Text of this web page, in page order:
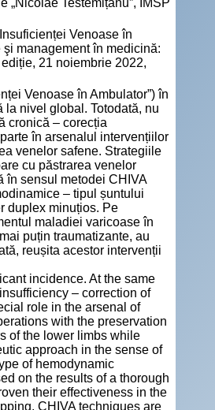
Venoase în
management în medicină:
21 noiembrie 2022,
Venoase în Ambulator”) în
nivel global. Totodată, nu
cronică – corecția
în arsenalul intervențiilor
venelor safene. Strategiile
cu păstrarea venelor
în sensul metodei CHIVA
– tipul șuntului
duplex minuțios. Pe
maladiei varicoase în
puțin traumatizante, au
reușita acestor intervenții
incidence. At the same
– correction of
role in the arsenal of
with the preservation
of the lower limbs while
approach in the sense of
of hemodynamic
on the results of a thorough
their effectiveness in the
CHIVA techniques are